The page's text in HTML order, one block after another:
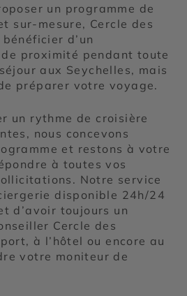
un programme de
sur-mesure, Cercle des
d’un
proximité pendant toute
aux Seychelles, mais
préparer votre voyage.
un rythme de croisière
nous concevons
et restons à votre
à toutes vos
Notre service
disponible 24h/24
d’avoir toujours un
Cercle des
à l’hôtel ou encore au
votre moniteur de